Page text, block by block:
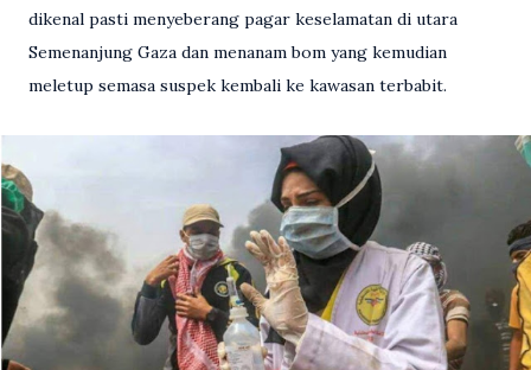
dikenal pasti menyeberang pagar keselamatan di utara
Semenanjung Gaza dan menanam bom yang kemudian
meletup semasa suspek kembali ke kawasan terbabit.